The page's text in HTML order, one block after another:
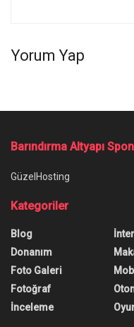
Yorum Yap
Barındırma Altyapı
GüzelHosting
Kategoriler
Blog
Donanım
Foto Galeri
Fotoğraf
İnceleme